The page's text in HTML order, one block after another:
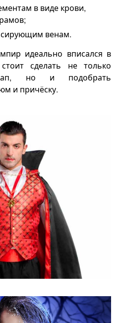
в виде крови,
венам.
идеально вписался в
сделать не только
но и подобрать
и причёску.